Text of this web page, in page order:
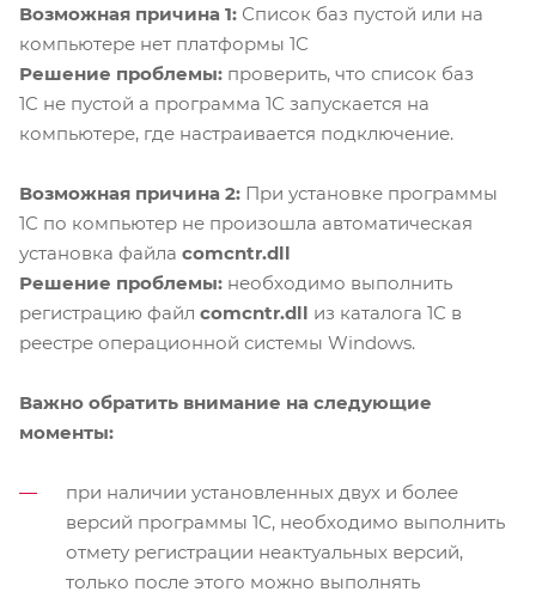
Возможная причина 1: Список баз пустой или на
компьютере нет платформы 1С
Решение проблемы: проверить, что список баз
1C не пустой а программа 1С запускается на
компьютере, где настраивается подключение.
Возможная причина 2: При установке программы
1С по компьютер не произошла автоматическая
установка файла comcntr.dll
Решение проблемы: необходимо выполнить
регистрацию файл comcntr.dll из каталога 1С в
реестре операционной системы Windows.
Важно обратить внимание на следующие
моменты:
при наличии установленных двух и более
версий программы 1С, необходимо выполнить
отмету регистрации неактуальных версий,
только после этого можно выполнять